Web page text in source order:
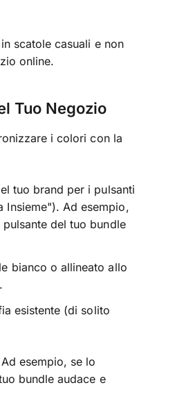
scatole casuali e non
online.
Tuo Negozio
i colori con la
tuo brand per i pulsanti
Insieme"). Ad esempio,
del tuo bundle
bianco o allineato allo
esistente (di solito
esempio, se lo
bundle audace e